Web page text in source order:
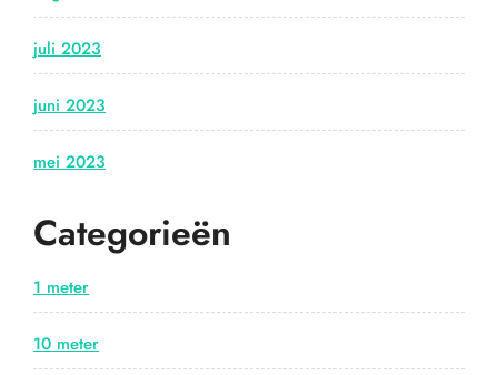
juli 2023
juni 2023
mei 2023
Categorieën
1 meter
10 meter